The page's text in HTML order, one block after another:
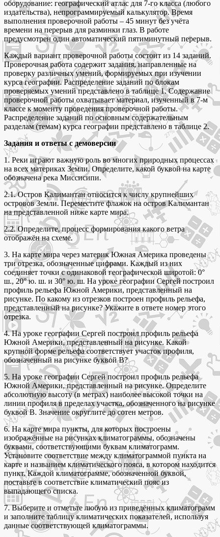
оборудование: географический атлас для 7-го класса (любого
издательства), непрограммируемый калькулятор. Время
выполнения проверочной работы – 45 минут без учёта
времени на перерыв для разминки глаз. В работе
предусмотрен один автоматический пятиминутный перерыв.
Каждый вариант проверочной работы состоит из 14 заданий.
Проверочная работа содержит задания, направленные на
проверку различных умений, формируемых при изучении
курса географии. Распределение заданий по блокам
проверяемых умений представлено в таблице 1. Содержание
проверочной работы охватывает материал, изученный в 7-м
классе к моменту проведения проверочной работы.
Распределение заданий по основным содержательным
разделам (темам) курса географии представлено в таблице 2.
Задания и ответы с демоверсии
1. Реки играют важную роль во многих природных процессах
на всех материках Земли. Определите, какой буквой на карте
обозначена река Миссисипи.
2.1. Остров Калимантан относится к числу крупнейших
островов Земли. Переместите флажок на остров Калимантан
на представленной ниже карте мира.
2.2. Определите, процесс формирования какого ветра
отображён на схеме.
3. На карте мира через материк Южная Америка проведены
три отрезка, обозначенные цифрами. Каждый из них
соединяет точки с одинаковой географической широтой: 0°
ш., 20° ю. ш. и 30° ю. ш. На уроке географии Сергей построил
профиль рельефа Южной Америки, представленный на
рисунке. По какому из отрезков построен профиль рельефа,
представленный на рисунке? Укажите в ответе номер этого
отрезка.
4. На уроке географии Сергей построил профиль рельефа
Южной Америки, представленный на рисунке. Какой
крупной форме рельефа соответствует участок профиля,
обозначенный на рисунке буквой В?
5. На уроке географии Сергей построил профиль рельефа
Южной Америки, представленный на рисунке. Определите
абсолютную высоту (в метрах) наиболее высокой точки на
линии профиля в пределах участка, обозначенного на рисунке
буквой В. Значение округлите до сотен метров.
6. На карте мира пункты, для которых построены
изображённые на рисунках климатограммы, обозначены
буквами, соответствующими буквам климатограмм.
Установите соответствие между климатограммой пункта на
карте и названием климатического пояса, в котором находится
пункт. Каждой климатограмме, обозначенной буквой,
поставьте в соответствие климатический пояс из
выпадающего списка.
7. Выберите и отметьте любую из приведённых климатограмм
и заполните таблицу климатических показателей, используя
данные соответствующей климатограммы.